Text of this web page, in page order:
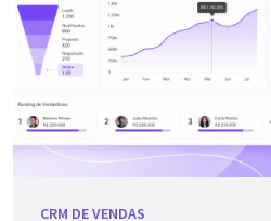
CRM DE VENDAS